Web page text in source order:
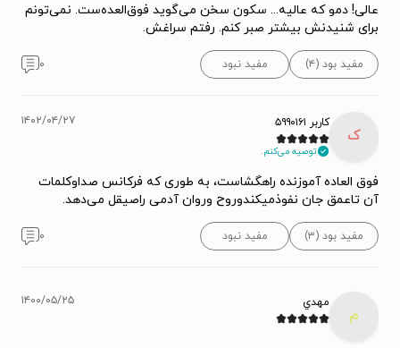
عالی! دمو که عالیه... سکون سخن می‌گوید فوق‌العده‌ست. نمی‌تونم
برای شنیدنش بیشتر صبر کنم. رفتم سراغش.
مفید بود (۴) مفید نبود ۰
ک
کاربر ۵۹۹۰۱۶۱
توصیه می‌کنم.
۱۴۰۲/۰۴/۲۷
فوق العاده آموزنده راهگشاست، به طوری که فرکانس صداوکلمات
آن تاعمق جان نفوذمیکندوروح وروان آدمی راصیقل می‌دهد.
مفید بود (۳) مفید نبود ۰
م
مهدي ۱۴۰۰/۰۵/۲۵